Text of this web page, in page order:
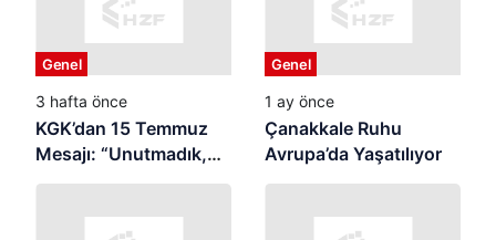
Genel
3 hafta önce
KGK’dan 15 Temmuz
Mesajı: “Unutmadık,
Unutturmayacağız”
Genel
1 ay önce
Çanakkale Ruhu
Avrupa’da Yaşatılıyor